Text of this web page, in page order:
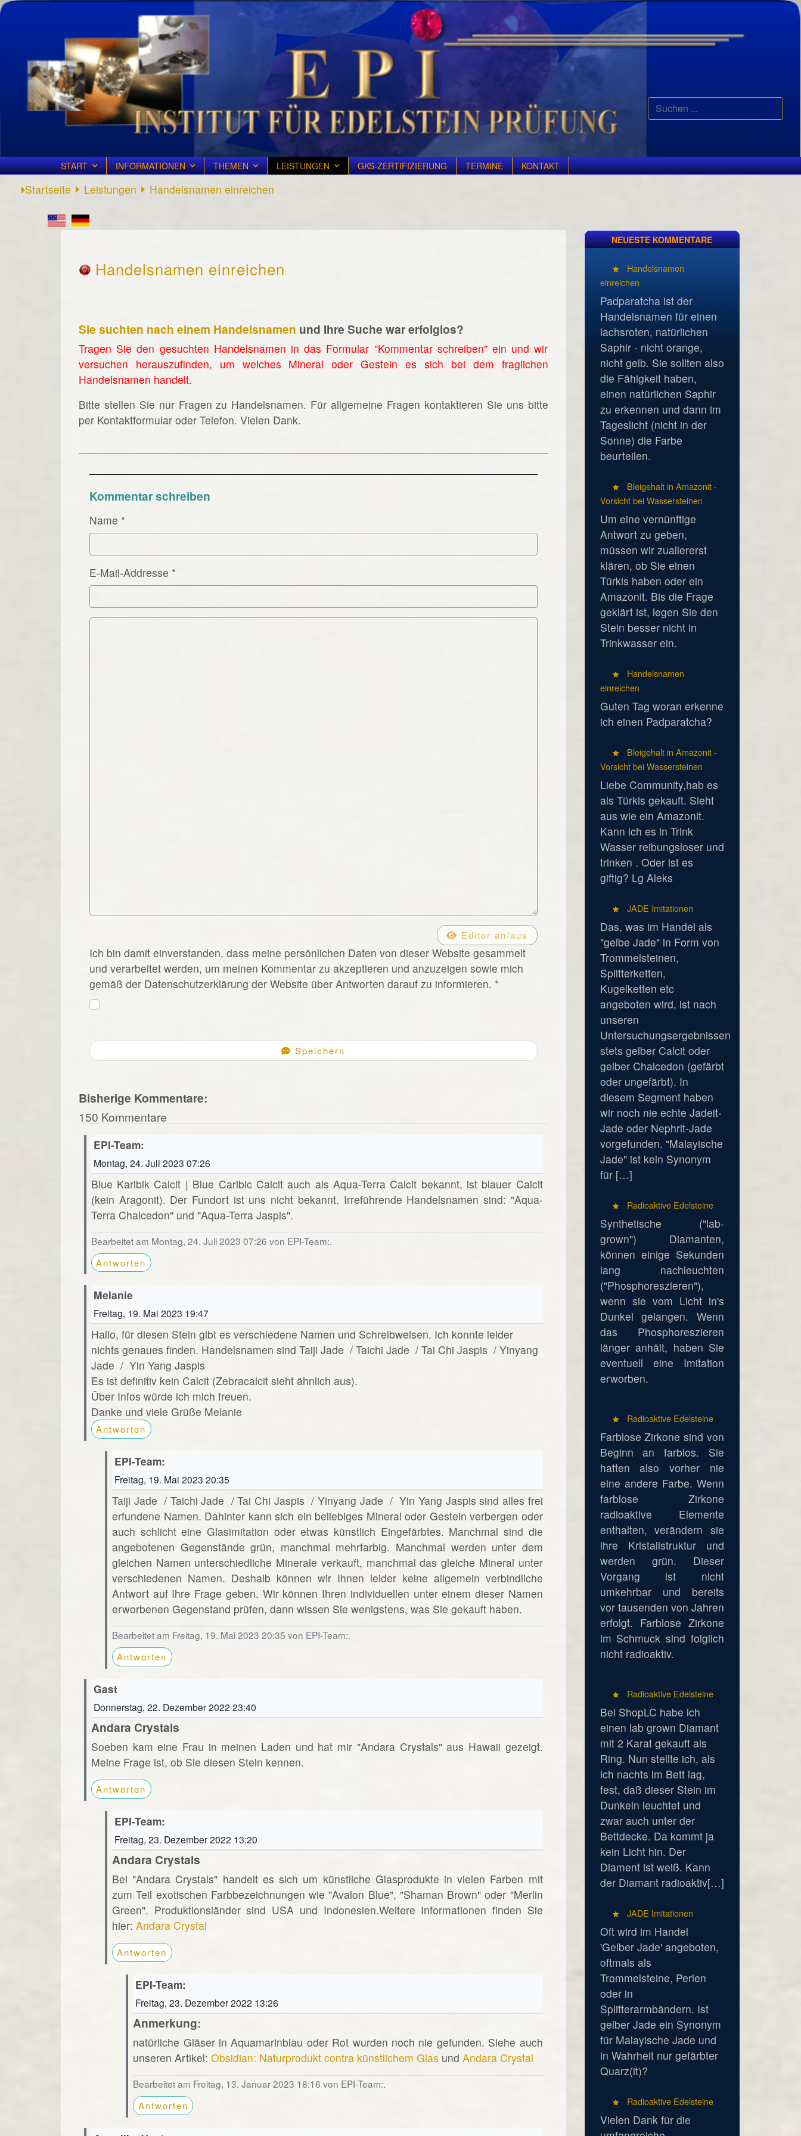
Suchen
...
START INFORMATIONEN THEMEN LEISTUNGEN GKS-ZERTIFIZIERUNG TERMINE KONTAKT
Startseite Leistungen Handelsnamen einreichen
Handelsnamen einreichen
Sie suchten nach einem Handelsnamen und Ihre Suche war erfolglos?
Tragen Sie den gesuchten Handelsnamen in das Formular "Kommentar schreiben" ein und wir
versuchen herauszufinden, um welches Mineral oder Gestein es sich bei dem fraglichen
Handelsnamen handelt.
Bitte stellen Sie nur Fragen zu Handelsnamen. Für allgemeine Fragen kontaktieren Sie uns bitte
per Kontaktformular oder Telefon. Vielen Dank.
Kommentar schreiben
Name *
E-Mail-Addresse *
Kommentar Text
Editor an/aus
Ich bin damit einverstanden, dass meine persönlichen Daten von dieser Website gesammelt
und verarbeitet werden, um meinen Kommentar zu akzeptieren und anzuzeigen sowie mich
gemäß der Datenschutzerklärung der Website über Antworten darauf zu informieren. *
Speichern
Bisherige Kommentare:
150 Kommentare
EPI-Team:
Montag, 24. Juli 2023 07:26
Blue Karibik Calcit | Blue Caribic Calcit auch als Aqua-Terra Calcit bekannt, ist blauer Calcit
(kein Aragonit). Der Fundort ist uns nicht bekannt. Irreführende Handelsnamen sind: "Aqua-
Terra Chalcedon" und "Aqua-Terra Jaspis".
Bearbeitet am Montag, 24. Juli 2023 07:26 von EPI-Team:.
Antworten
Melanie
Freitag, 19. Mai 2023 19:47
Hallo, für diesen Stein gibt es verschiedene Namen und Schreibweisen. Ich konnte leider
nichts genaues finden. Handelsnamen sind Taiji Jade / Taichi Jade / Tai Chi Jaspis / Yinyang
Jade / Yin Yang Jaspis
Es ist definitiv kein Calcit (Zebracalcit sieht ähnlich aus).
Über Infos würde ich mich freuen.
Danke und viele Grüße Melanie
Antworten
EPI-Team:
Freitag, 19. Mai 2023 20:35
Taiji Jade / Taichi Jade / Tai Chi Jaspis / Yinyang Jade / Yin Yang Jaspis sind alles frei
erfundene Namen. Dahinter kann sich ein beliebiges Mineral oder Gestein verbergen oder
auch schlicht eine Glasimitation oder etwas künstlich Eingefärbtes. Manchmal sind die
angebotenen Gegenstände grün, manchmal mehrfarbig. Manchmal werden unter dem
gleichen Namen unterschiedliche Minerale verkauft, manchmal das gleiche Mineral unter
verschiedenen Namen. Deshalb können wir Ihnen leider keine allgemein verbindliche
Antwort auf Ihre Frage geben. Wir können Ihren individuellen unter einem dieser Namen
erworbenen Gegenstand prüfen, dann wissen Sie wenigstens, was Sie gekauft haben.
Bearbeitet am Freitag, 19. Mai 2023 20:35 von EPI-Team:.
Antworten
Gast
Donnerstag, 22. Dezember 2022 23:40
Andara Crystals
Soeben kam eine Frau in meinen Laden und hat mir "Andara Crystals" aus Hawaii gezeigt.
Meine Frage ist, ob Sie diesen Stein kennen.
Antworten
EPI-Team:
Freitag, 23. Dezember 2022 13:20
Andara Crystals
Bei "Andara Crystals" handelt es sich um künstliche Glasprodukte in vielen Farben mit
zum Teil exotischen Farbbezeichnungen wie "Avalon Blue", "Shaman Brown" oder "Merlin
Green". Produktionsländer sind USA und Indonesien.Weitere Informationen finden Sie
hier: Andara Crystal
Antworten
EPI-Team:
Freitag, 23. Dezember 2022 13:26
Anmerkung:
natürliche Gläser in Aquamarinblau oder Rot wurden noch nie gefunden. Siehe auch
unseren Artikel:Obsidian: Naturprodukt contra künstlichem Glas undAndara Crystal
Bearbeitet am Freitag, 13. Januar 2023 18:16 von EPI-Team:.
Antworten
NEUESTE KOMMENTARE
Handelsnamen
einreichen
Padparatcha ist der
Handelsnamen für einen
lachsroten, natürlichen
Saphir - nicht orange,
nicht gelb. Sie sollten also
die Fähigkeit haben,
einen natürlichen Saphir
zu erkennen und dann im
Tageslicht (nicht in der
Sonne) die Farbe
beurteilen.
Bleigehalt in Amazonit -
Vorsicht bei Wassersteinen
Um eine vernünftige
Antwort zu geben,
müssen wir zuallererst
klären, ob Sie einen
Türkis haben oder ein
Amazonit. Bis die Frage
geklärt ist, legen Sie den
Stein besser nicht in
Trinkwasser ein.
Handelsnamen
einreichen
Guten Tag woran erkenne
ich einen Padparatcha?
Bleigehalt in Amazonit -
Vorsicht bei Wassersteinen
Liebe Community,hab es
als Türkis gekauft. Sieht
aus wie ein Amazonit.
Kann ich es in Trink
Wasser reibungsloser und
trinken . Oder ist es
giftig? Lg Aleks
JADE Imitationen
Das, was im Handel als
"gelbe Jade" in Form von
Trommelsteinen,
Splitterketten,
Kugelketten etc
angeboten wird, ist nach
unseren
Untersuchungsergebnissen
stets gelber Calcit oder
gelber Chalcedon (gefärbt
oder ungefärbt). In
diesem Segment haben
wir noch nie echte Jadeit-
Jade oder Nephrit-Jade
vorgefunden. "Malayische
Jade" ist kein Synonym
für […]
Radioaktive Edelsteine
Synthetische ("lab-
grown") Diamanten,
können einige Sekunden
lang nachleuchten
("Phosphoreszieren"),
wenn sie vom Licht in's
Dunkel gelangen. Wenn
das Phosphoreszieren
länger anhält, haben Sie
eventuell eine Imitation
erworben.
Radioaktive Edelsteine
Farblose Zirkone sind von
Beginn an farblos. Sie
hatten also vorher nie
eine andere Farbe. Wenn
farblose Zirkone
radioaktive Elemente
enthalten, verändern sie
ihre Kristallstruktur und
werden grün. Dieser
Vorgang ist nicht
umkehrbar und bereits
vor tausenden von Jahren
erfolgt. Farblose Zirkone
im Schmuck sind folglich
nicht radioaktiv.
Radioaktive Edelsteine
Bei ShopLC habe ich
einen lab grown Diamant
mit 2 Karat gekauft als
Ring. Nun stellte ich, als
ich nachts im Bett lag,
fest, daß dieser Stein im
Dunkeln leuchtet und
zwar auch unter der
Bettdecke. Da kommt ja
kein Licht hin. Der
Diament ist weiß. Kann
der Diamant radioaktiv[…]
JADE Imitationen
Oft wird im Handel
'Gelber Jade' angeboten,
oftmals als
Trommelsteine, Perlen
oder in
Splitterarmbändern. Ist
gelber Jade ein Synonym
für Malayische Jade und
in Wahrheit nur gefärbter
Quarz(it)?
Radioaktive Edelsteine
Vielen Dank für die